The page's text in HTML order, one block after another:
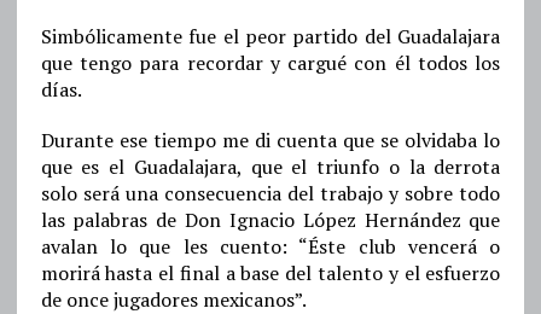
Simbólicamente fue el peor partido del Guadalajara
que tengo para recordar y cargué con él todos los
días.
Durante ese tiempo me di cuenta que se olvidaba lo
que es el Guadalajara, que el triunfo o la derrota
solo será una consecuencia del trabajo y sobre todo
las palabras de Don Ignacio López Hernández que
avalan lo que les cuento: “Éste club vencerá o
morirá hasta el final a base del talento y el esfuerzo
de once jugadores mexicanos”.